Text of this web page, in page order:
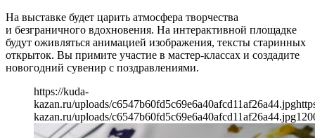
На выставке будет царить атмосфера творчества
и безграничного вдохновения. На интерактивной площадке
будут оживляться анимацией изображения, тексты старинных
открыток. Вы примите участие в мастер-классах и создадите
новогодний сувенир с поздравлениями.
https://kuda-
kazan.ru/uploads/c6547b60fd5c69e6a40afcd11af26a44.jpg
kazan.ru/uploads/c6547b60fd5c69e6a40afcd11af26a44.jpg